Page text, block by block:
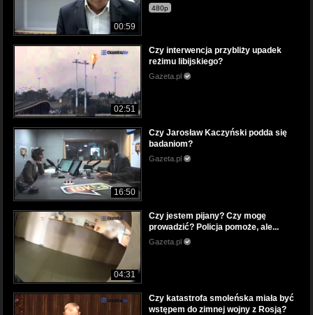
00:59
480p
02:51
Czy interwencja przybliży upadek
reżimu libijskiego?
Gazeta.pl
16:50
Czy Jarosław Kaczyński podda się
badaniom?
Gazeta.pl
04:31
Czy jestem pijany? Czy mogę
prowadzić? Policja pomoże, ale...
Gazeta.pl
Czy katastrofa smoleńska miała być
wstępem do zimnej wojny z Rosją?